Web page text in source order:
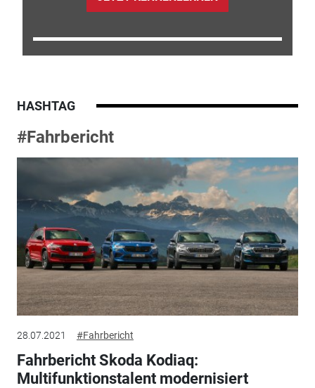
HASHTAG
#Fahrbericht
28.07.2021 #Fahrbericht
Fahrbericht Skoda Kodiaq:
Multifunktionstalent modernisiert